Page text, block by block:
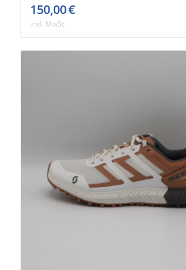
150,00€
inkl. MwSt.